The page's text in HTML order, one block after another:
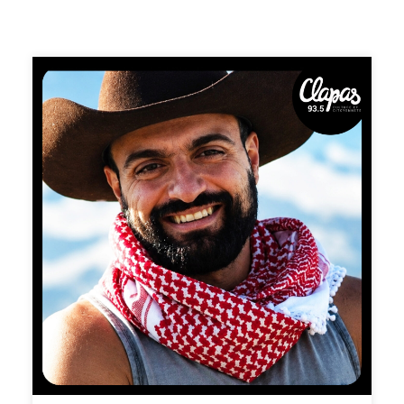
malheureusement vérifiées, marquant le pays par une
crise agricole sans précédent. Moins 50 % de récolte
pour certains fruits, des pertes colossales... un
traumatisme qui aurait pu être atténué par une meilleure
anticipation. Aujourd'hui, Serge est partout car son
expertise reconnue est devenue vitale. Nous allons
discuter avec lui de l'avenir de nos campagnes et des
solutions pour faire face au dérèglement climatique.
Merci infiniment à Maxime Thuillez Greenletter Club et à
Pierre-Jean Pignède de radio Clapas Extraits : Pourquoi
notre agriculture va s'effondrer ? Serge ZAKA -
GreenletterClub 📻 Pour ne manquer aucun nouvel
épisode de «Ma Vie en Rose», abonnez-vous dès
maintenant sur votre plateforme de podcasts préférée.
Chaque semaine, laissez-vous porter par un nouveau
portrait sonore pour nourrir une vie plus positive,
constructive et créative.Si ce podcast vous plaît, pensez
à le partager autour de vous : c’est le meilleur moyen de
nous aider à le faire connaître au plus grand nombre.
Vous pouvez aussi nous soutenir en laissant quelques